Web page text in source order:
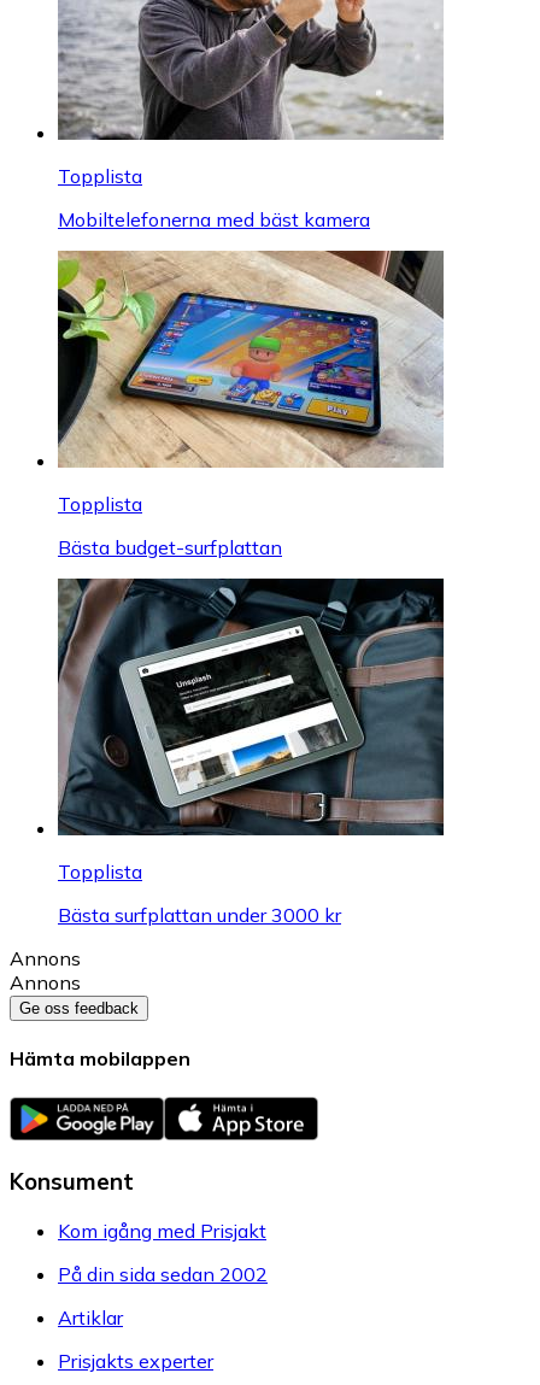
Topplista
Mobiltelefonerna med bäst kamera
Topplista
Bästa budget-surfplattan
Topplista
Bästa surfplattan under 3000 kr
Annons
Annons
Ge oss feedback
Hämta mobilappen
Konsument
Kom igång med Prisjakt
På din sida sedan 2002
Artiklar
Prisjakts experter